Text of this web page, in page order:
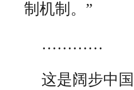
制机制。”
…………
这是阔步中